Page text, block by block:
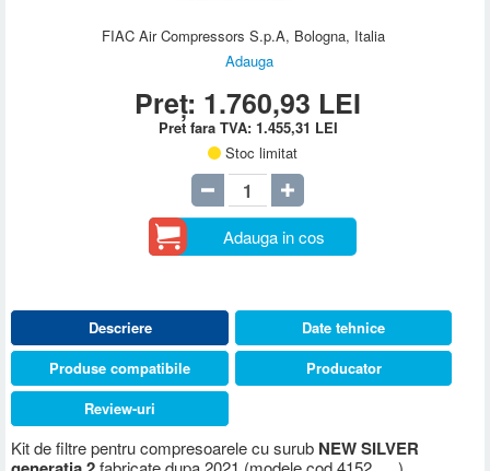
FIAC Air Compressors S.p.A, Bologna, Italia
Adauga
Preț: 1.760,93 LEI
Pret fara TVA: 1.455,31 LEI
Stoc limitat
Adauga in cos
Descriere
Kit de filtre pentru compresoarele cu surub NEW SILVER
Date tehnice
Produse compatibile
Producator
Review-uri